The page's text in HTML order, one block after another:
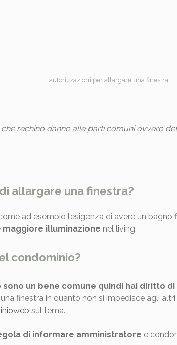
autorizzazioni per allargare una finestra
rechino danno alle parti comuni ovvero
allargare una finestra?
ad esempio l’esigenza di avere un
maggiore illuminazione nel living.
condominio?
un bene comune quindi hai diritto
una finestra in quanto non si impedisce agli
sul tema.
di informare amministratore e